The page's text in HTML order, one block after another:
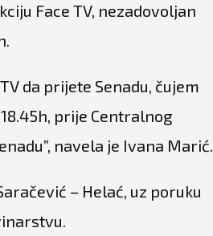
Face TV, nezadovoljan
da prijete Senadu, čujem
prije Centralnog
navela je Ivana Marić.
– Helać, uz poruku